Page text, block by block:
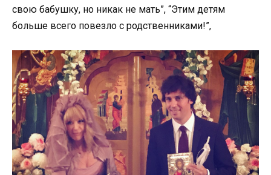
свою бабушку, но никак не мать”, “Этим детям
больше всего повезло с родственниками!”,